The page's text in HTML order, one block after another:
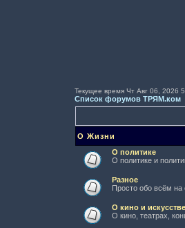
Текущее время Чт Авг 06, 2026
Список форумов ТРЯМ.ком
О Жизни
О политике
О политике и
Разное
Просто обо всём на
О кино и искусстве
О кино, театрах,